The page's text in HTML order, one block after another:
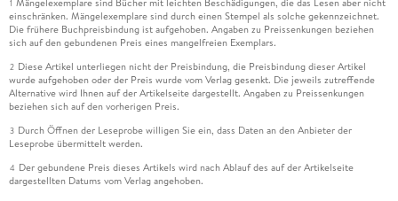
9. Kameras in Action: Smartphone, Actioncams und Drohnen
. . . 221
9. 1 . . . Filmen mit dem Smartphone . . . 222
9. 2 . . . Actioncams . . . 229
9. 3 . . . Filmen aus der Luft: Drohnen . . . 232
1 Mängelexemplare sind Bücher mit leichten Beschädigungen, die das Lesen aber nicht
einschränken. Mängelexemplare sind durch einen Stempel als solche gekennzeichnet.
Die frühere Buchpreisbindung ist aufgehoben. Angaben zu Preissenkungen beziehen
sich auf den gebundenen Preis eines mangelfreien Exemplars.
2 Diese Artikel unterliegen nicht der Preisbindung, die Preisbindung dieser Artikel
wurde aufgehoben oder der Preis wurde vom Verlag gesenkt. Die jeweils zutreffende
Alternative wird Ihnen auf der Artikelseite dargestellt. Angaben zu Preissenkungen
beziehen sich auf den vorherigen Preis.
3 Durch Öffnen der Leseprobe willigen Sie ein, dass Daten an den Anbieter der
Leseprobe übermittelt werden.
4 Der gebundene Preis dieses Artikels wird nach Ablauf des auf der Artikelseite
dargestellten Datums vom Verlag angehoben.